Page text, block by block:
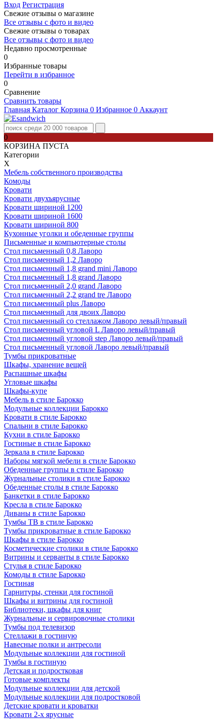
Вход Регистрация
Свежие отзывы о магазине
Все отзывы с фото и видео
Свежие отзывы о товарах
Все отзывы c фото и видео
Недавно просмотренные
0
Избранные товары
Перейти в избранное
0
Сравнение
Сравнить товары
Главная Каталог Корзина 0 Избранное 0 Аккаунт
0
КОРЗИНА ПУСТА
Категории
Х
Мебель собственного производства
Комоды
Кровати
Кровати двухъярусные
Кровати шириной 1200
Кровати шириной 1600
Кровати шириной 800
Кухонные уголки и обеденные группы
Письменные и компьютерные столы
Стол письменный 0,8 Лаворо
Стол письменный 1,2 Лаворо
Стол письменный 1,8 grand mini Лаворо
Стол письменный 1,8 grand Лаворо
Стол письменный 2,0 grand Лаворо
Стол письменный 2,2 grand tre Лаворо
Стол письменный plus Лаворо
Стол письменный для двоих Лаворо
Стол письменный со стеллажом Лаворо левый/правый
Стол письменный угловой L Лаворо левый/правый
Стол письменный угловой step Лаворо левый/правый
Стол письменный угловой Лаворо левый/правый
Тумбы прикроватные
Шкафы, хранение вещей
Распашные шкафы
Угловые шкафы
Шкафы-купе
Мебель в стиле Барокко
Модульные коллекции Барокко
Кровати в стиле Барокко
Спальни в стиле Барокко
Кухни в стиле Барокко
Гостиные в стиле Барокко
Зеркала в стиле Барокко
Наборы мягкой мебели в стиле Барокко
Обеденные группы в стиле Барокко
Журнальные столики в стиле Барокко
Обеденные столы в стиле Барокко
Банкетки в стиле Барокко
Кресла в стиле Барокко
Диваны в стиле Барокко
Тумбы ТВ в стиле Барокко
Тумбы прикроватные в стиле Барокко
Шкафы в стиле Барокко
Косметические столики в стиле Барокко
Витрины и серванты в стиле Барокко
Стулья в стиле Барокко
Комоды в стиле Барокко
Гостиная
Гарнитуры, стенки для гостиной
Шкафы и витрины для гостиной
Библиотеки, шкафы для книг
Журнальные и сервировочные столики
Тумбы под телевизор
Стеллажи в гостиную
Навесные полки и антресоли
Модульные коллекции для гостиной
Тумбы в гостиную
Детская и подростковая
Готовые комплекты
Модульные коллекции для детской
Модульные коллекции для подростковой
Детские кровати и кроватки
Кровати 2-х ярусные